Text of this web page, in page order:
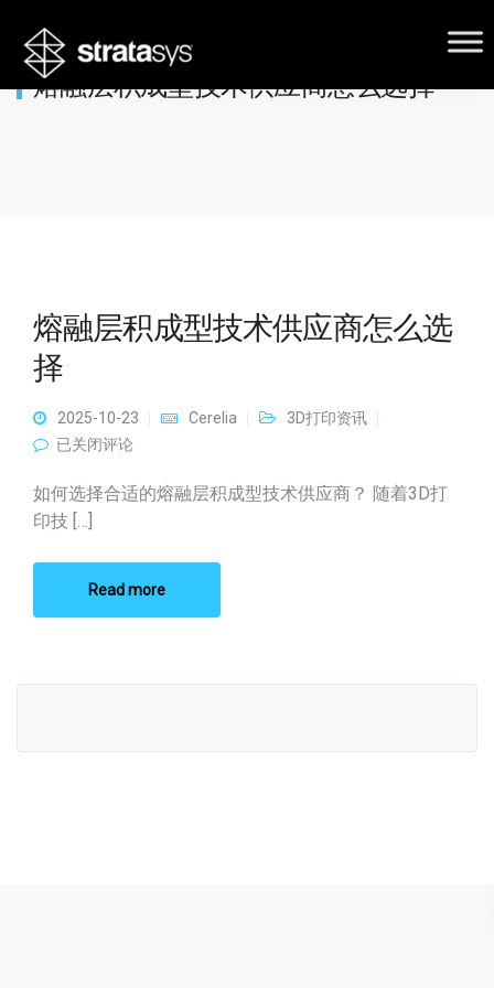
熔融层积成型技术供应商怎么选择
熔融层积成型技术供应商怎么选
择
2025-10-23 Cerelia
3D打印资讯
熔融层积成型技术供应商怎么选择
已关闭评论
如何选择合适的熔融层积成型技术供应商？ 随着3D打
印技 […]
Read more